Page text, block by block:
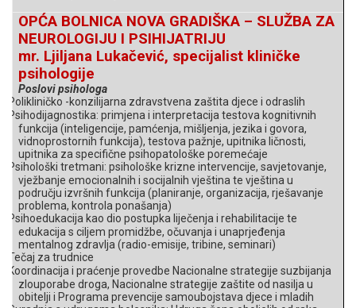
OPĆA BOLNICA NOVA GRADIŠKA – SLUŽBA ZA
NEUROLOGIJU I PSIHIJATRIJU
mr. Ljiljana Lukačević, specijalist kliničke
psihologije
Poslovi psihologa
Polikliničko -konzilijarna zdravstvena zaštita djece i odraslih
Psihodijagnostika: primjena i interpretacija testova kognitivnih
funkcija (inteligencije, pamćenja, mišljenja, jezika i govora,
vidnoprostornih funkcija), testova pažnje, upitnika ličnosti,
upitnika za specifične psihopatološke poremećaje
Psihološki tretmani: psihološke krizne intervencije, savjetovanje,
vježbanje emocionalnih i socijalnih vještina te vještina u
području izvršnih funkcija (planiranje, organizacija, rješavanje
problema, kontrola ponašanja)
Psihoedukacija kao dio postupka liječenja i rehabilitacije te
edukacija s ciljem promidžbe, očuvanja i unaprjeđenja
mentalnog zdravlja (radio-emisije, tribine, seminari)
Tečaj za trudnice
Koordinacija i praćenje provedbe Nacionalne strategije suzbijanja
zlouporabe droga, Nacionalne strategije zaštite od nasilja u
obitelji i Programa prevencije samoubojstava djece i mladih